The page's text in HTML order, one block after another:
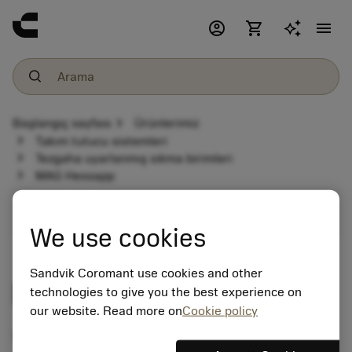
account_circle shopping_cart menu
Başlangıç sayfası chevron_right Ürünlerimiz
Takım tutucu sistemleri
chevron_right Tezgaha uyarlanmış sıkma birimleri
chevron_right MAG Hessapp
MAG Hessapp
We use cookies
Sandvik Coromant use cookies and other
technologies to give you the best experience on
our website. Read more onCookie policy